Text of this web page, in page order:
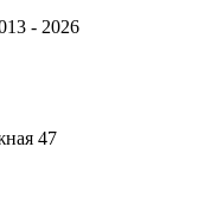
- 2026
47